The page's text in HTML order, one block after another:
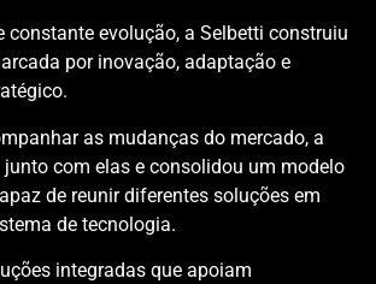
constante evolução, a Selbetti construiu
por inovação, adaptação e
as mudanças do mercado, a
com elas e consolidou um modelo
de reunir diferentes soluções em
de tecnologia.
integradas que apoiam